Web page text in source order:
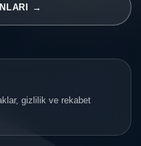
→
gizlilik ve rekabet